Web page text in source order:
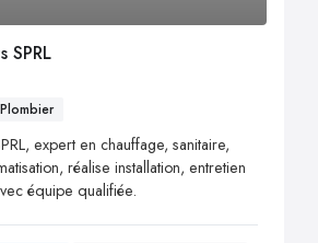
SPRL
Plombier
expert en chauffage, sanitaire,
réalise installation, entretien
équipe qualifiée.